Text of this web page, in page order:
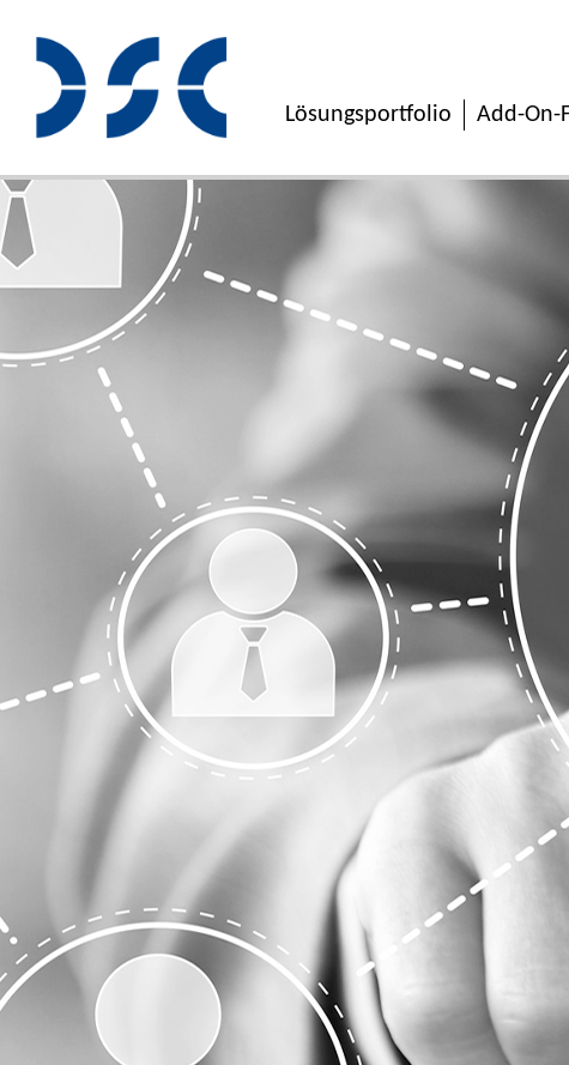
Lösungsportfolio Add-On-